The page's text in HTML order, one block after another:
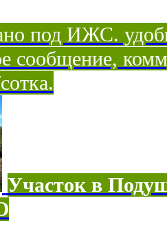
под ИЖС.
сообщение,
Участок в